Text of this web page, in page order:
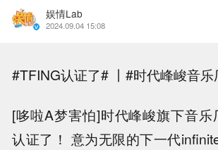
娱情Lab
2024.09.04 15:08
#TFING认证了# 丨#时代峰峻音
[哆啦A梦害怕]时代峰峻旗下音乐
认证了！ 意为无限的下一代